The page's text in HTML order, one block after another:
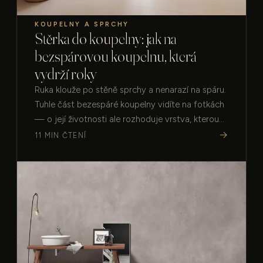
KOUPELNY A SPRCHY
Stěrka do koupelny: jak na
bezspárovou koupelnu, která
vydrží roky
Ruka klouže po stěně sprchy a nenarazí na spáru.
Tuhle část bezespáré koupelny vidíte na fotkách
— o její životnosti ale rozhoduje vrstva, kterou
nikdy neuvidíte.…
11 MIN ČTENÍ →